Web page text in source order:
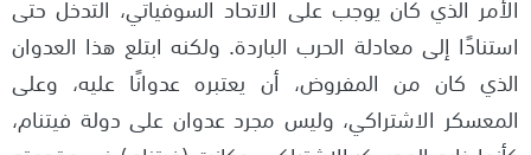
استنادًا إلى معادلة الحرب الباردة. ولكنه ابتلع هذا العدوان
الذي كان من المفروض، أن يعتبره عدوانًا عليه، وعلى
المعسكر الاشتراكي، وليس مجرد عدوان على دولة فيتنام،